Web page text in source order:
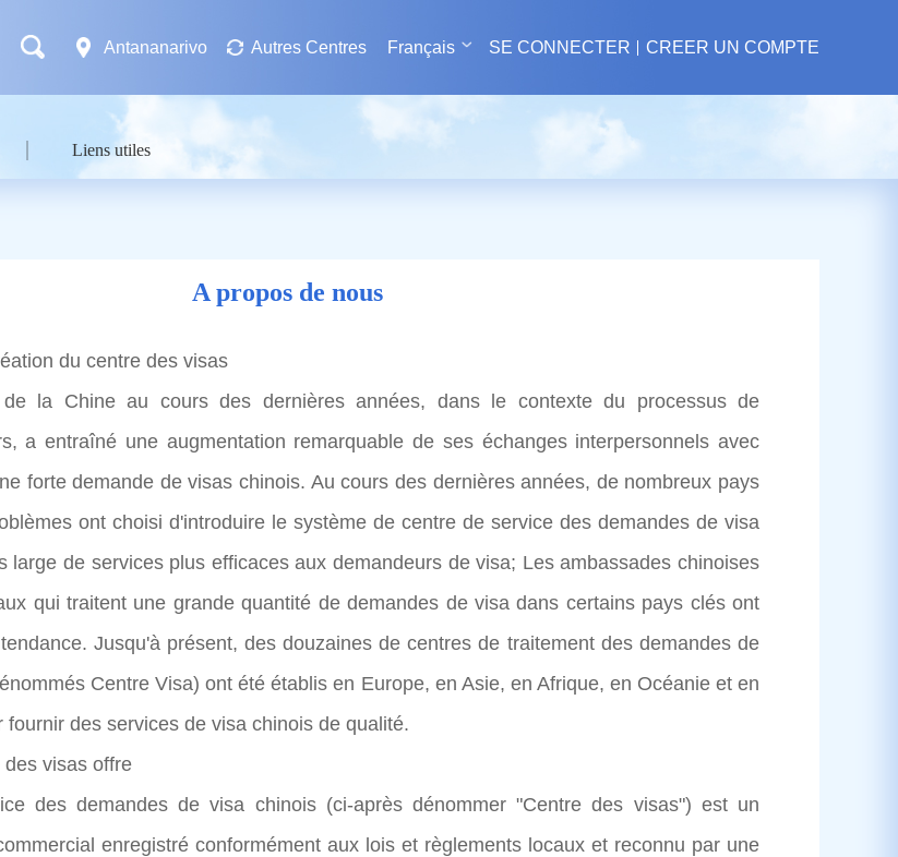
Antananarivo Autres Centres Français SE CONNECTER CREER UN COMPTE
Liens utiles
A propos de nous
du centre des visas
de la Chine au cours des dernières années, dans le contexte du processus de
a entraîné une augmentation remarquable de ses échanges interpersonnels avec
forte demande de visas chinois. Au cours des dernières années, de nombreux pays
ont choisi d'introduire le système de centre de service des demandes de visa
large de services plus efficaces aux demandeurs de visa; Les ambassades chinoises
qui traitent une grande quantité de demandes de visa dans certains pays clés ont
Jusqu'à présent, des douzaines de centres de traitement des demandes de
Centre Visa) ont été établis en Europe, en Asie, en Afrique, en Océanie et en
des services de visa chinois de qualité.
visas offre
des demandes de visa chinois (ci-après dénommer "Centre des visas") est un
enregistré conformément aux lois et règlements locaux et reconnu par une